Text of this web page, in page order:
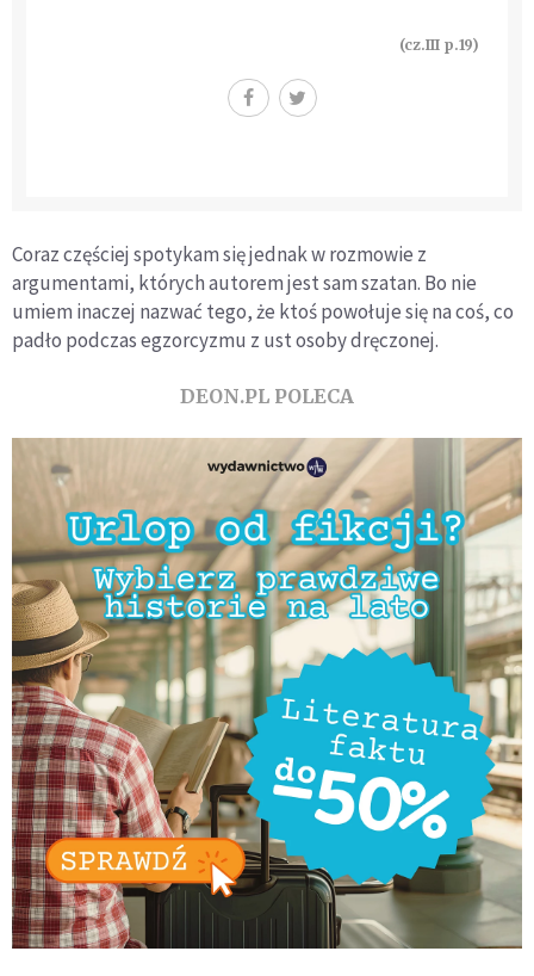
(cz.III p.19)
Coraz częściej spotykam się jednak w rozmowie z
argumentami, których autorem jest sam szatan. Bo nie
umiem inaczej nazwać tego, że ktoś powołuje się na coś, co
padło podczas egzorcyzmu z ust osoby dręczonej.
DEON.PL POLECA